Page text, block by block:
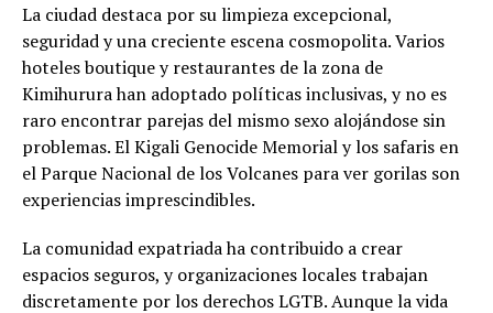
La ciudad destaca por su limpieza excepcional,
seguridad y una creciente escena cosmopolita. Varios
hoteles boutique y restaurantes de la zona de
Kimihurura han adoptado políticas inclusivas, y no es
raro encontrar parejas del mismo sexo alojándose sin
problemas. El Kigali Genocide Memorial y los safaris en
el Parque Nacional de los Volcanes para ver gorilas son
experiencias imprescindibles.
La comunidad expatriada ha contribuido a crear
espacios seguros, y organizaciones locales trabajan
discretamente por los derechos LGTB. Aunque la vida